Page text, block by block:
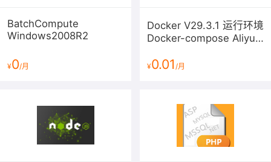
BatchCompute
Windows2008R2
¥0/月
Docker V29.3.1 运行环境
Docker-compose Aliyun
¥0.01 /月